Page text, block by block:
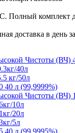
Полный комплект
доставка в день
Чистоты (ВЧ)
40л
кг/50л
40 л (99,9999%)
Чистоты (ВЧ)
10л
20л
5л
40 л (99,9995%)